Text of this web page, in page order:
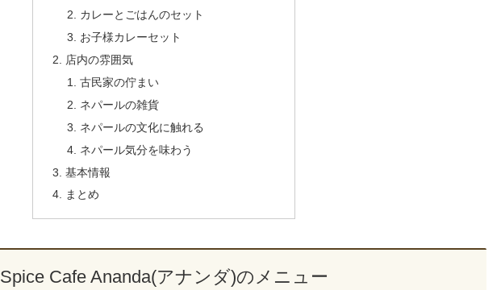
カレーとごはんのセット
お子様カレーセット
店内の雰囲気
古民家の佇まい
ネパールの雑貨
ネパールの文化に触れる
ネパール気分を味わう
基本情報
まとめ
Spice Cafe Ananda(アナンダ)のメニュー